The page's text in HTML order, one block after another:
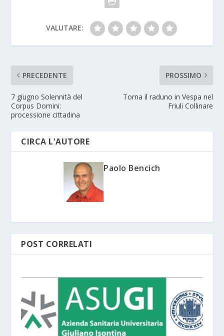
VALUTARE:
PRECEDENTE
7 giugno Solennità del
Corpus Domini:
processione cittadina
PROSSIMO
Torna il raduno in Vespa nel
Friuli Collinare
CIRCA L'AUTORE
Paolo Bencich
POST CORRELATI